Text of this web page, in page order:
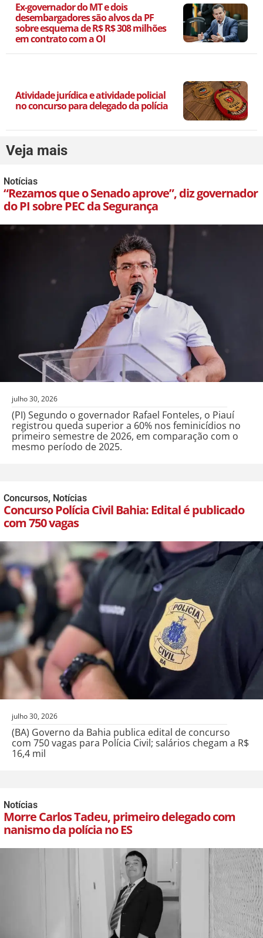
Ex-governador do MT e dois
desembargadores são alvos da PF
sobre esquema de R$ R$ 308 milhões
em contrato com a OI
Atividade jurídica e atividade policial
no concurso para delegado da polícia
Veja mais
Notícias
“Rezamos que o Senado aprove”, diz governador
do PI sobre PEC da Segurança
julho 30, 2026
(PI) Segundo o governador Rafael Fonteles, o Piauí
registrou queda superior a 60% nos feminicídios no
primeiro semestre de 2026, em comparação com o
mesmo período de 2025.
Concursos, Notícias
Concurso Polícia Civil Bahia: Edital é publicado
com 750 vagas
julho 30, 2026
(BA) Governo da Bahia publica edital de concurso
com 750 vagas para Polícia Civil; salários chegam a R$
16,4 mil
Notícias
Morre Carlos Tadeu, primeiro delegado com
nanismo da polícia no ES